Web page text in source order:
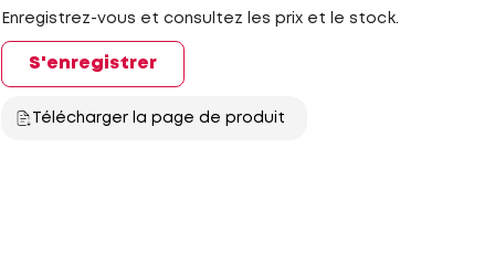
Enregistrez-vous et consultez les prix et le stock.
S'enregistrer
Télécharger la page de produit